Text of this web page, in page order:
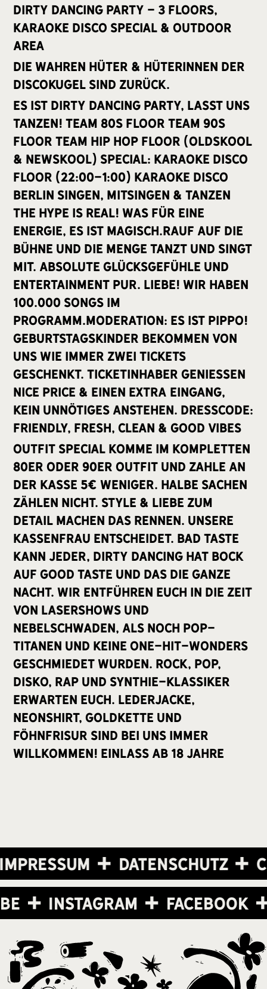
Dirty Dancing Party - 3 Floors,
Karaoke Disco Special & Outdoor
Area
Die wahren Hüter & Hüterinnen der
Discokugel sind zurück.
Es ist Dirty Dancing Party, lasst uns
tanzen! Team 80s Floor Team 90s
Floor Team Hip Hop Floor (Oldskool
& Newskool) Special: Karaoke Disco
Floor (22:00-1:00) KARAOKE DISCO
BERLIN SINGEN, MITSINGEN & TANZEN
THE HYPE IS REAL! Was für eine
Energie, es ist magisch.Rauf auf die
Bühne und die Menge tanzt und singt
mit. Absolute Glücksgefühle und
Entertainment pur. Liebe! Wir haben
100.000 Songs im
Programm.Moderation: ES IST PIPPO!
Geburtstagskinder bekommen von
uns wie immer zwei Tickets
geschenkt. Ticketinhaber genießen
Nice Price & einen extra Eingang,
kein unnötiges Anstehen. Dresscode:
Friendly, Fresh, Clean & Good Vibes
OUTFIT SPECIAL Komme im kompletten
80er oder 90er Outfit und zahle an
der Kasse 5€ weniger. Halbe Sachen
zählen nicht. Style & Liebe zum
Detail machen das Rennen. Unsere
Kassenfrau entscheidet. Bad Taste
kann jeder, Dirty Dancing hat Bock
auf Good Taste und das die ganze
Nacht. Wir entführen Euch in die Zeit
von Lasershows und
Nebelschwaden, als noch Pop-
Titanen und keine One-Hit-Wonders
geschmiedet wurden. Rock, Pop,
Disko, Rap und Synthie-Klassiker
erwarten euch. Lederjacke,
Neonshirt, Goldkette und
Föhnfrisur sind bei uns immer
willkommen! Einlass ab 18 Jahre
Datenschutz
Instagram Facebook